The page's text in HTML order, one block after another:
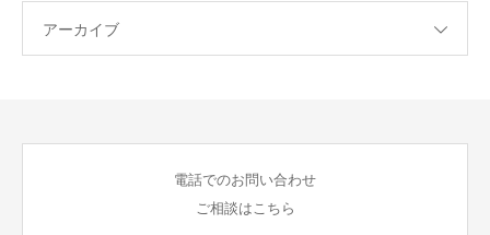
アーカイブ
電話でのお問い合わせ
ご相談はこちら